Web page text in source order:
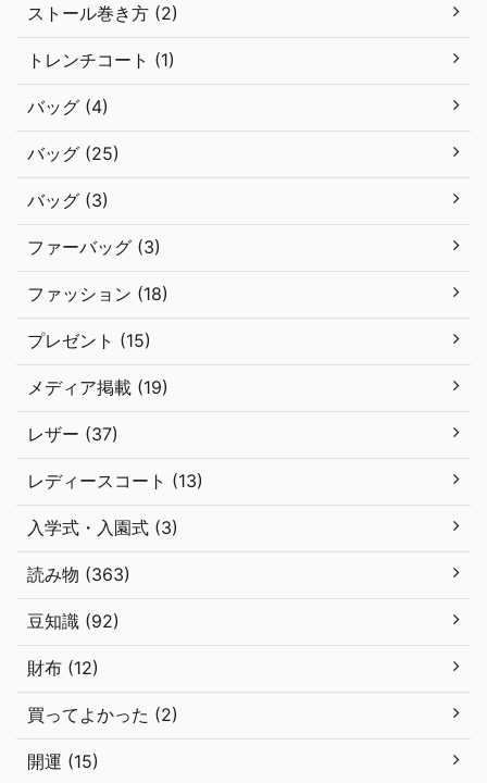
ストール巻き方 (2)
トレンチコート (1)
バッグ (4)
バッグ (25)
バッグ (3)
ファーバッグ (3)
ファッション (18)
プレゼント (15)
メディア掲載 (19)
レザー (37)
レディースコート (13)
入学式・入園式 (3)
読み物 (363)
豆知識 (92)
財布 (12)
買ってよかった (2)
開運 (15)